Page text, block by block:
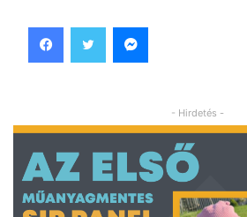
- Hirdetés -